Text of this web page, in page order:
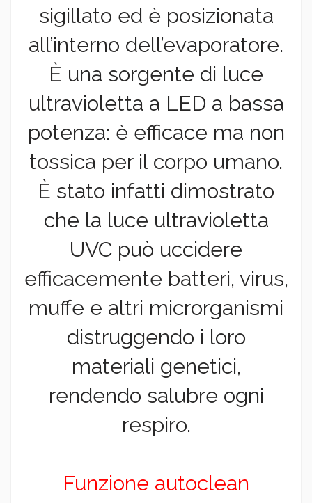
sigillato ed è posizionata
all’interno dell’evaporatore.
È una sorgente di luce
ultravioletta a LED a bassa
potenza: è efficace ma non
tossica per il corpo umano.
È stato infatti dimostrato
che la luce ultravioletta
UVC può uccidere
efficacemente batteri, virus,
muffe e altri microrganismi
distruggendo i loro
materiali genetici,
rendendo salubre ogni
respiro.
Funzione autoclean